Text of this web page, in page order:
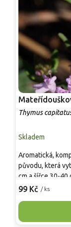
Thymus
Skladem
99 Kč / ks
Aromatická,
původu, která
cm a šířce 30-40
kulovitá
Úzké, tmavě
a uplatňují se i v